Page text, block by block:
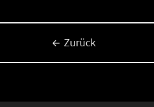
← Zurück